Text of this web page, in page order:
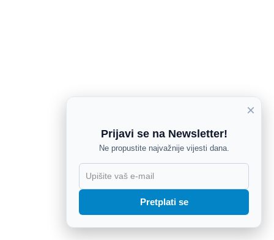
×
Prijavi se na Newsletter!
Ne propustite najvažnije vijesti dana.
Pretplati se